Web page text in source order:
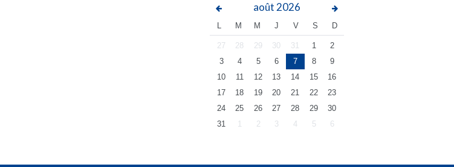
août 2026
L M M J V S D
27 28 29 30 31 1
2
3
4 5 6 7 8
9
10
11 12 13 14 15
16
17
18 19 20 21 22
23
24
25 26 27 28 29
30
31
1 2 3 4 5 6